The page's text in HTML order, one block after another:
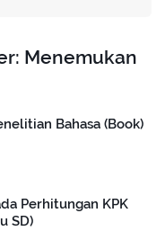
Menemukan
Bahasa (Book)
Perhitungan KPK
SD)